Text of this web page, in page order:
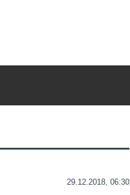
29.12.2018, 06:30